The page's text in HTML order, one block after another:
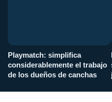
Playmatch: simplifica
considerablemente el trabajo
de los dueños de canchas